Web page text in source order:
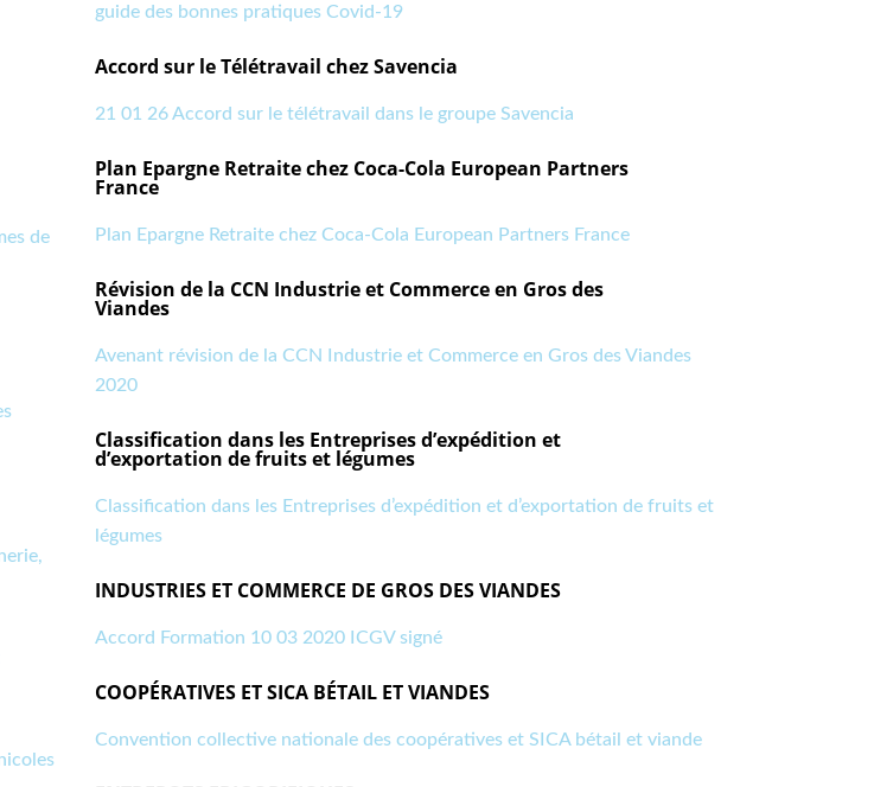
de
guide des bonnes pratiques Covid-19
Accord sur le Télétravail chez Savencia
21 01 26 Accord sur le télétravail dans le groupe Savencia
Plan Epargne Retraite chez Coca-Cola European Partners
France
Plan Epargne Retraite chez Coca-Cola European Partners France
Révision de la CCN Industrie et Commerce en Gros des
Viandes
Avenant révision de la CCN Industrie et Commerce en Gros des Viandes
2020
Classification dans les Entreprises d’expédition et
d’exportation de fruits et légumes
Classification dans les Entreprises d’expédition et d’exportation de fruits et
légumes
INDUSTRIES ET COMMERCE DE GROS DES VIANDES
Accord Formation 10 03 2020 ICGV signé
COOPÉRATIVES ET SICA BÉTAIL ET VIANDES
Convention collective nationale des coopératives et SICA bétail et viande